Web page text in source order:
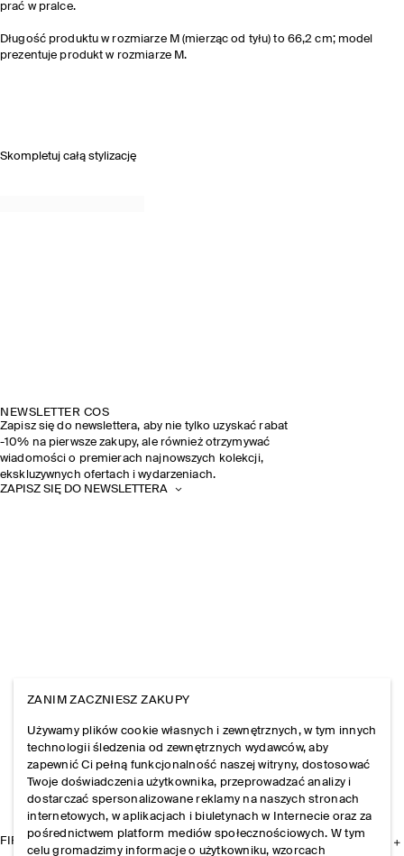
prać w pralce.
Długość produktu w rozmiarze M (mierząc od tyłu) to 66,2 cm; model
prezentuje produkt w rozmiarze M.
Skompletuj całą stylizację
NEWSLETTER COS
Zapisz się do newslettera, aby nie tylko uzyskać rabat
-10% na pierwsze zakupy, ale również otrzymywać
wiadomości o premierach najnowszych kolekcji,
ekskluzywnych ofertach i wydarzeniach.
ZAPISZ SIĘ DO NEWSLETTERA
FIRMA
ZANIM ZACZNIESZ ZAKUPY
Używamy plików cookie własnych i zewnętrznych, w tym innych
technologii śledzenia od zewnętrznych wydawców, aby
zapewnić Ci pełną funkcjonalność naszej witryny, dostosować
Twoje doświadczenia użytkownika, przeprowadzać analizy i
dostarczać spersonalizowane reklamy na naszych stronach
internetowych, w aplikacjach i biuletynach w Internecie oraz za
pośrednictwem platform mediów społecznościowych. W tym
celu gromadzimy informacje o użytkowniku, wzorcach